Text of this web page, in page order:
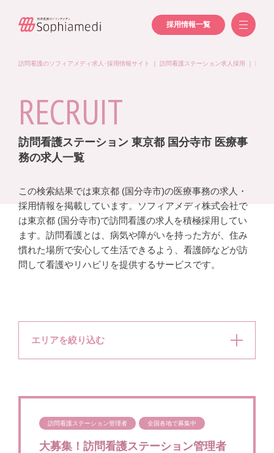
採用情報一覧
訪問看護のソフィアメディ求人･採用情報サイト 訪問看護ステーション求人採用
RECRUIT
訪問看護ステーション 東京都 国分寺市 医療事
務の求人一覧
この検索結果では東京都 (国分寺市)の医療事務の求人・
採用情報を掲載しています。ソフィアメディ株式会社で
は東京都 (国分寺市)で訪問看護の求人を積極採用してい
ます。訪問看護とは、病気や障がいを持った方が、住み
慣れた場所で安心して生活できるよう、看護師などが訪
問して看護やリハビリを提供するサービスです。
エリアを絞り込む
訪問看護ステーション管理者 全国各地で募集中
大募集！訪問看護ステーション管理者